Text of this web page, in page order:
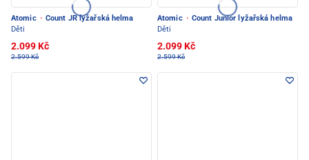
Atomic · Count JR lyžařská helma
Děti
2.099 Kč
2.599 Kč
Atomic · Count Junior lyžařská helma
Děti
2.099 Kč
2.599 Kč